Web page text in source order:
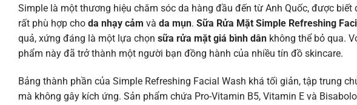
Simple là một thương hiệu chăm sóc da hàng đầu đến từ Anh Quốc, được biết
rất phù hợp cho da nhạy cảm và da mụn. Sữa Rửa Mặt Simple Refreshing
quả, xứng đáng là một lựa chọn sữa rửa mặt giá bình dân không thể bỏ qua.
phẩm này đã trở thành một người bạn đồng hành của nhiều tín đồ skincare.
Bảng thành phần của Simple Refreshing Facial Wash khá tối giản, tập trung
mà không gây kích ứng. Sản phẩm chứa Pro-Vitamin B5, Vitamin E và